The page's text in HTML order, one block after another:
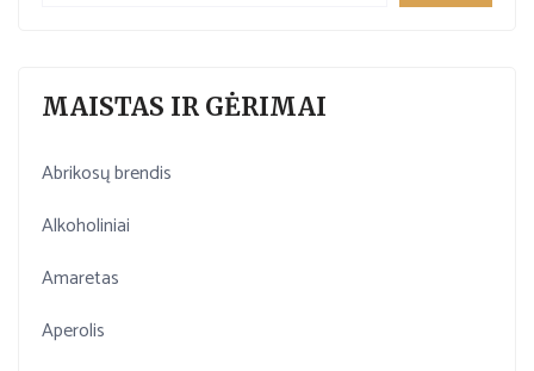
MAISTAS IR GĖRIMAI
Abrikosų brendis
Alkoholiniai
Amaretas
Aperolis